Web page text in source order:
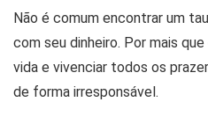
Não é comum encontrar um
com seu dinheiro. Por mais
vida e vivenciar todos os
de forma irresponsável.